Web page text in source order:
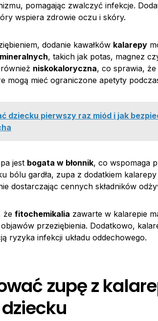
pomagając zwalczyć infekcje.
wspiera zdrowie oczu i skóry.
dodanie kawałków kalarepy
, takich jak potas, magnez
niskokaloryczna, co sprawia, że
mogą mieć ograniczone apetyty
dziecku pierwszy raz miód i jak
jest bogata w błonnik, co wspomaga
bólu gardła, zupa z dodatkiem kalarepy
dostarczając cennych składników
że fitochemikalia zawarte w kalarepie
przeziębienia. Dodatkowo,
ryzyka infekcji układu oddechowego.
zupę z